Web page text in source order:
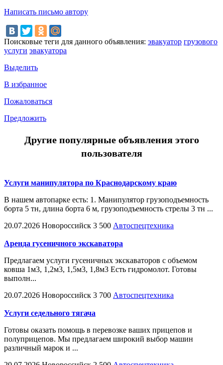
Написать письмо автору
Поисковые теги для данного объявления: эвакуатор грузового
услуги эвакуатора
Выделить
В избранное
Пожаловаться
Предложить
Другие популярные объявления этого
пользователя
Услуги манипулятора по Краснодарскому краю
В нашем автопарке есть: 1. Манипулятор грузоподъемность
борта 5 тн, длина борта 6 м, грузоподъемность стрелы 3 тн ...
20.07.2026 Новороссийск 3 500 Автоспецтехника
Аренда гусеничного экскаватора
Предлагаем услуги гусеничных экскаваторов с объемом
ковша 1м3, 1,2м3, 1,5м3, 1,8м3 Есть гидромолот. Готовы
выполн...
20.07.2026 Новороссийск 3 700 Автоспецтехника
Услуги седельного тягача
Готовы оказать помощь в перевозке ваших прицепов и
полуприцепов. Мы предлагаем широкий выбор машин
различный марок и ...